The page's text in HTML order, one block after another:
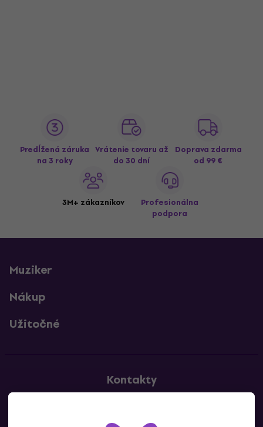
Predĺžená záruka
na 3 roky
Vrátenie tovaru až
do 30 dní
Doprava zdarma
od 99 €
3M+ zákazníkov
Profesionálna
podpora
Muziker
Nákup
Užitočné
Kontakty